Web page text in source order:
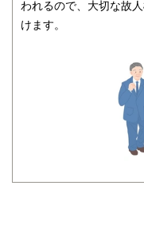
われるので、大切な故
けます。